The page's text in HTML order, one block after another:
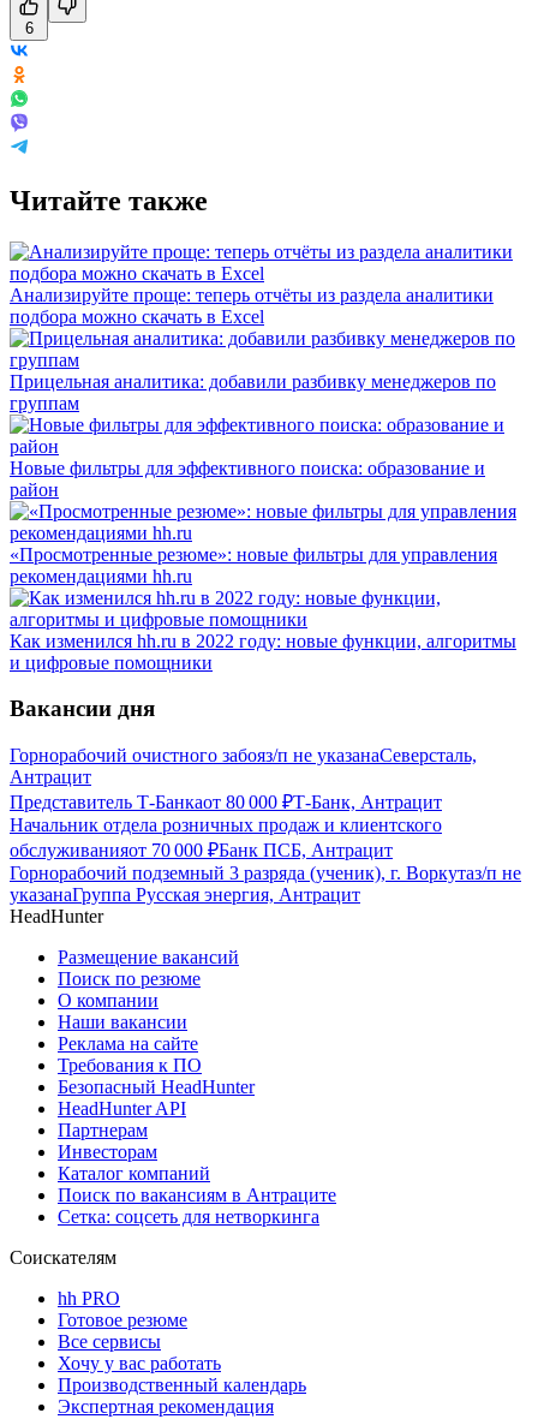
6
Читайте также
Анализируйте проще: теперь отчёты из раздела аналитики
подбора можно скачать в Excel
Прицельная аналитика: добавили разбивку менеджеров по
группам
Новые фильтры для эффективного поиска: образование и
район
«Просмотренные резюме»: новые фильтры для управления
рекомендациями hh.ru
Как изменился hh.ru в 2022 году: новые функции, алгоритмы
и цифровые помощники
Вакансии дня
Горнорабочий очистного забояз/п не указанаСеверсталь,
Антрацит
Представитель Т-Банкаот 80 000 ₽Т-Банк, Антрацит
Начальник отдела розничных продаж и клиентского
обслуживанияот 70 000 ₽Банк ПСБ, Антрацит
Горнорабочий подземный 3 разряда (ученик), г. Воркутаз/п не
указанаГруппа Русская энергия, Антрацит
HeadHunter
Размещение вакансий
Поиск по резюме
О компании
Наши вакансии
Реклама на сайте
Требования к ПО
Безопасный HeadHunter
HeadHunter API
Партнерам
Инвесторам
Каталог компаний
Поиск по вакансиям в Антраците
Сетка: соцсеть для нетворкинга
Соискателям
hh PRO
Готовое резюме
Все сервисы
Хочу у вас работать
Производственный календарь
Экспертная рекомендация